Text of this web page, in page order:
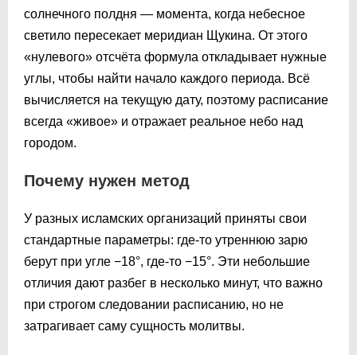
солнечного полдня — момента, когда небесное
светило пересекает меридиан Щукина. От этого
«нулевого» отсчёта формула откладывает нужные
углы, чтобы найти начало каждого периода. Всё
вычисляется на текущую дату, поэтому расписание
всегда «живое» и отражает реальное небо над
городом.
Почему нужен метод
У разных исламских организаций приняты свои
стандартные параметры: где-то утреннюю зарю
берут при угле −18°, где-то −15°. Эти небольшие
отличия дают разбег в несколько минут, что важно
при строгом следовании расписанию, но не
затрагивает саму сущность молитвы.